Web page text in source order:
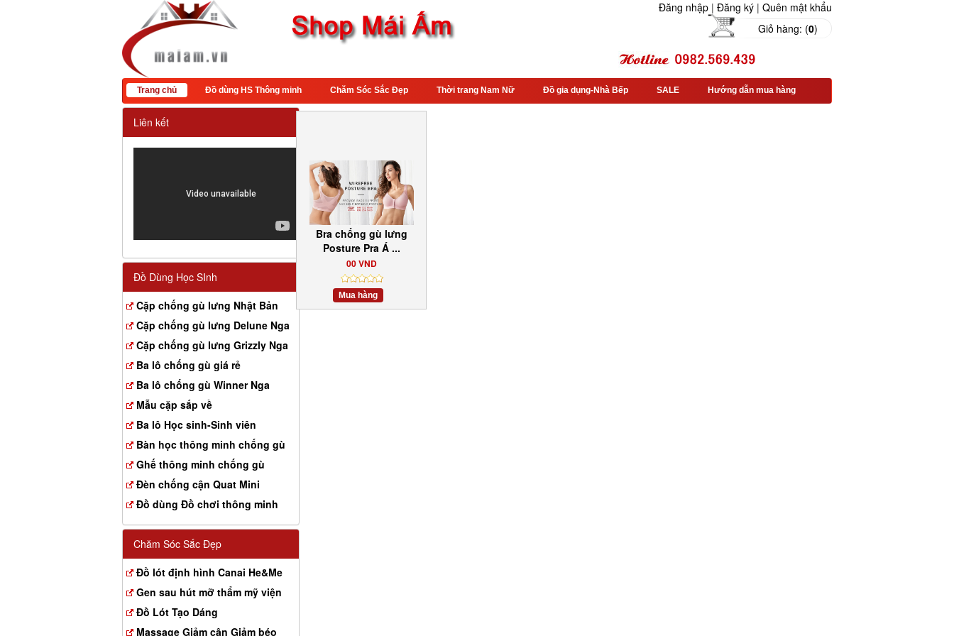
Đăng nhập | Đăng ký | Quên mật khẩu
Giỏ hàng: (0)
Trang chủ Đồ dùng HS Thông minh Chăm Sóc Sắc Đẹp Thời trang Nam Nữ Đồ gia dụng-Nhà Bếp SALE Hướng dẫn mua hàng
Liên kết
Đồ Dùng Học SInh
Cặp chống gù lưng Nhật Bản
Cặp chống gù lưng Delune Nga
Cặp chống gù lưng Grizzly Nga
Ba lô chống gù giá rẻ
Ba lô chống gù Winner Nga
Mẫu cặp sắp về
Ba lô Học sinh-Sinh viên
Bàn học thông minh chống gù
Ghế thông minh chống gù
Đèn chống cận Quat Mini
Đồ dùng Đồ chơi thông minh
Chăm Sóc Sắc Đẹp
Đồ lót định hình Canai He&Me
Gen sau hút mỡ thẩm mỹ viện
Đồ Lót Tạo Dáng
Massage Giảm cân Giảm béo
Bra chống gù lưng
Posture Pra Á ...
00 VND
Mua hàng